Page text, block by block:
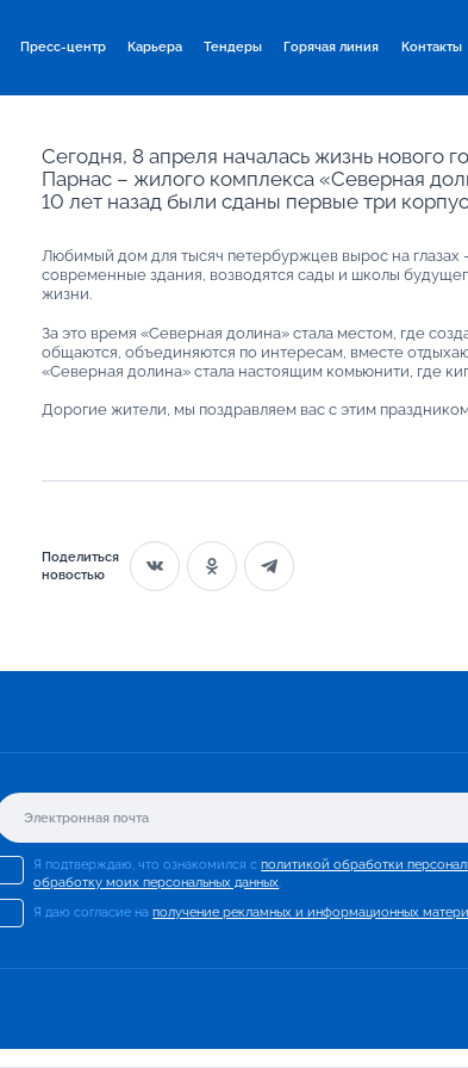
Пресс-центр Карьера Тендеры Горячая линия Контакты
Сегодня, 8 апреля началась жизнь нового
Парнас – жилого комплекса «Северная
10 лет назад были сданы первые три
Любимый дом для тысяч петербуржцев вырос на глазах
современные здания, возводятся сады и школы
жизни.
За это время «Северная долина» стала местом, где
общаются, объединяются по интересам, вместе
«Северная долина» стала настоящим комьюнити, где
Дорогие жители, мы поздравляем вас с этим
Поделиться
новостью
Я подтверждаю, что ознакомился сполитикой обработки
обработку моих персональных данных.
Я даю согласие наполучение рекламных и информационных